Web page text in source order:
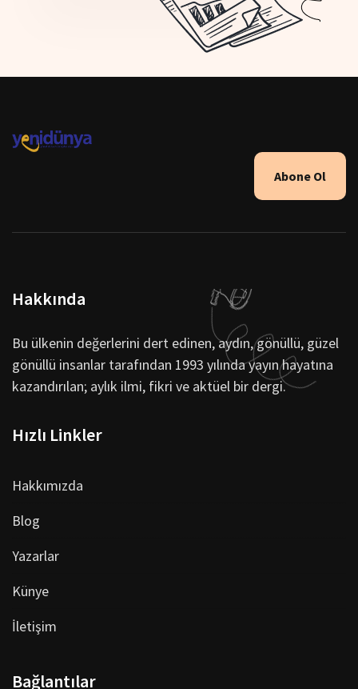
Abone Ol
Hakkında
Bu ülkenin değerlerini dert edinen, aydın, gönüllü, güzel
gönüllü insanlar tarafından 1993 yılında yayın hayatına
kazandırılan; aylık ilmi, fikri ve aktüel bir dergi.
Hızlı Linkler
Hakkımızda
Blog
Yazarlar
Künye
İletişim
Bağlantılar